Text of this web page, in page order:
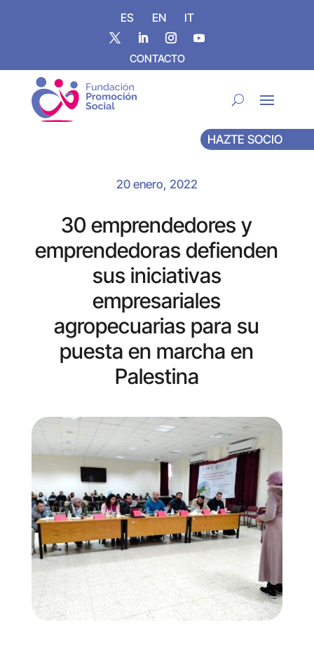
ES EN IT
CONTACTO
HAZTE SOCIO
20 enero, 2022
30 emprendedores y
emprendedoras defienden
sus iniciativas
empresariales
agropecuarias para su
puesta en marcha en
Palestina